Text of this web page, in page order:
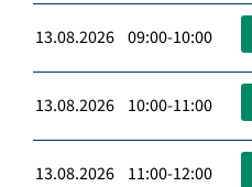
13.08.2026 09:00-10:00
13.08.2026 10:00-11:00
13.08.2026 11:00-12:00